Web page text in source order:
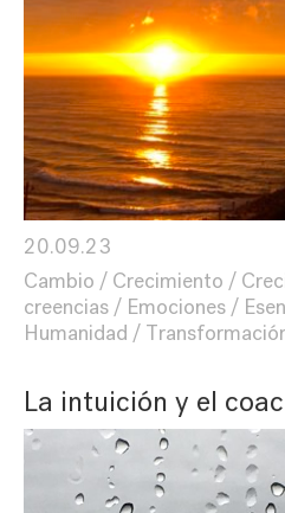
20.09.23
Cambio
Crecimiento
creencias
Emociones
Humanidad
La intuición y el